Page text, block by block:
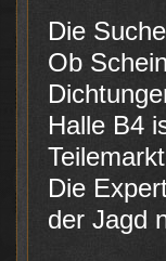
Die
Ob
Halle B4
Die
der Jagd